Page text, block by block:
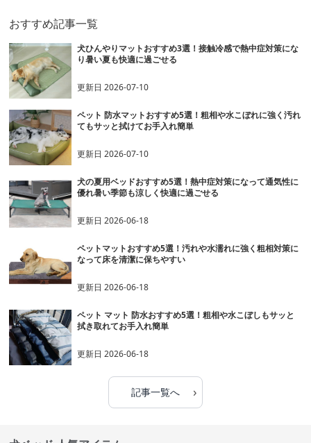
おすすめ記事一覧
犬ひんやりマットおすすめ3選！接触冷感で熱中症対策にな
り暑い夏も快適に過ごせる
更新日2026-07-10
ペット 防水マットおすすめ5選！粗相や水こぼれに強く汚れ
てもサッと拭けてお手入れ簡単
更新日2026-07-10
犬の夏用ベッドおすすめ5選！熱中症対策になって通気性に
優れ暑い季節も涼しく快適に過ごせる
更新日2026-06-18
ペットマットおすすめ5選！汚れや水濡れに強く粗相対策に
なって床を清潔に保ちやすい
更新日2026-06-18
ペット マット 防水おすすめ5選！粗相や水こぼしもサッと
拭き取れてお手入れ簡単
更新日2026-06-18
記事一覧へ ›